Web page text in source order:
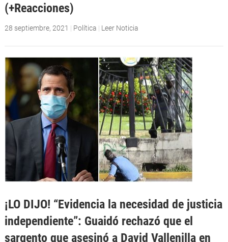
(+Reacciones)
28 septiembre, 2021 | Política | Leer Noticia
¡LO DIJO! “Evidencia la necesidad de justicia
independiente”: Guaidó rechazó que el
sargento que asesinó a David Vallenilla en